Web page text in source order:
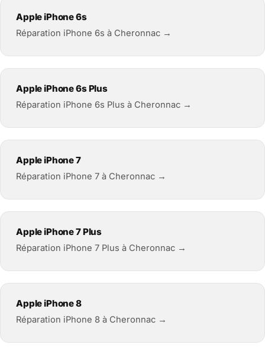
Apple iPhone 6s
Réparation iPhone 6s à Cheronnac →
Apple iPhone 6s Plus
Réparation iPhone 6s Plus à Cheronnac →
Apple iPhone 7
Réparation iPhone 7 à Cheronnac →
Apple iPhone 7 Plus
Réparation iPhone 7 Plus à Cheronnac →
Apple iPhone 8
Réparation iPhone 8 à Cheronnac →